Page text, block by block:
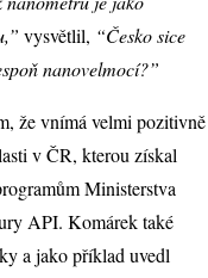
vysvětlil, “Česko sice
nanovelmocí?”
že vnímá velmi pozitivně
v ČR, kterou získal
Ministerstva
API. Komárek také
a jako příklad uvedl